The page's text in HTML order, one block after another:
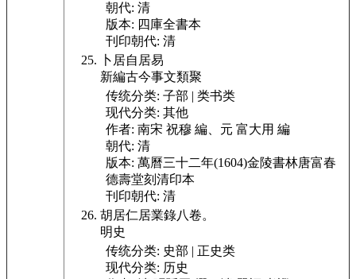
朝代: 清
版本: 四庫全書本
刊印朝代: 清
卜居自居易
新編古今事文類聚
传统分类: 子部 | 类书类
现代分类: 其他
作者: 南宋 祝穆 編、元 富大用 編
朝代: 清
版本: 萬曆三十二年(1604)金陵書林唐富春
德壽堂刻清印本
刊印朝代: 清
胡居仁居業錄八卷。
明史
传统分类: 史部 | 正史类
现代分类: 历史